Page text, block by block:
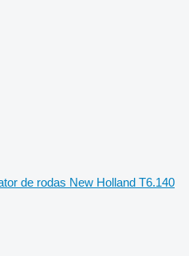
de rodas New Holland T6.140